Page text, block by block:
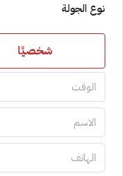
نوع الجولة
شخصيًا
الوقت